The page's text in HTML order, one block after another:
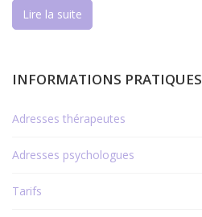
Lire la suite
INFORMATIONS PRATIQUES
Adresses thérapeutes
Adresses psychologues
Tarifs